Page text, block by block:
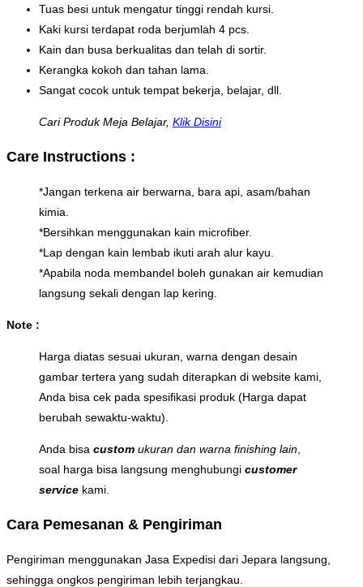
Tuas besi untuk mengatur tinggi rendah kursi.
Kaki kursi terdapat roda berjumlah 4 pcs.
Kain dan busa berkualitas dan telah di sortir.
Kerangka kokoh dan tahan lama.
Sangat cocok untuk tempat bekerja, belajar, dll.
Cari Produk Meja Belajar, Klik Disini
Care Instructions :
*Jangan terkena air berwarna, bara api, asam/bahan
kimia.
*Bersihkan menggunakan kain microfiber.
*Lap dengan kain lembab ikuti arah alur kayu.
*Apabila noda membandel boleh gunakan air kemudian
langsung sekali dengan lap kering.
Note :
Harga diatas sesuai ukuran, warna dengan desain
gambar tertera yang sudah diterapkan di website kami,
Anda bisa cek pada spesifikasi produk (Harga dapat
berubah sewaktu-waktu).
Anda bisa custom ukuran dan warna finishing lain
soal harga bisa langsung menghubungi customer
service kami.
Cara Pemesanan & Pengiriman
Pengiriman menggunakan Jasa Expedisi dari Jepara langsung,
sehingga ongkos pengiriman lebih terjangkau.